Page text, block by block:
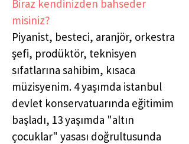
Biraz kendinizden bahseder
misiniz?
Piyanist, besteci, aranjör, orkestra
şefi, prodüktör, teknisyen
sıfatlarına sahibim, kısaca
müzisyenim. 4 yaşımda istanbul
devlet konservatuarında eğitimim
başladı, 13 yaşımda "altın
çocuklar" yasası doğrultusunda